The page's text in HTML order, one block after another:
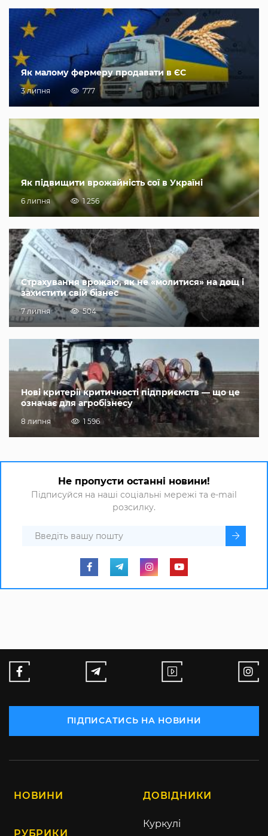
Як малому фермеру продавати в ЄС
3 липня 777
Як підвищити врожайність сої в Україні
6 липня 1 256
Страхування врожаю, як не «молитися» на дощ і
захистити свій бізнес
7 липня 504
Нові критерії критичності підприємств — що це
означає для агробізнесу
8 липня 1 596
Не пропусти останні новини!
Підписуйся на наші соціальні мережі та e-mail
розсилку.
ПІДПИСАТИСЬ НА НОВИНИ
НОВИНИ
РУБРИКИ
ДОВІДНИКИ
Куркулі